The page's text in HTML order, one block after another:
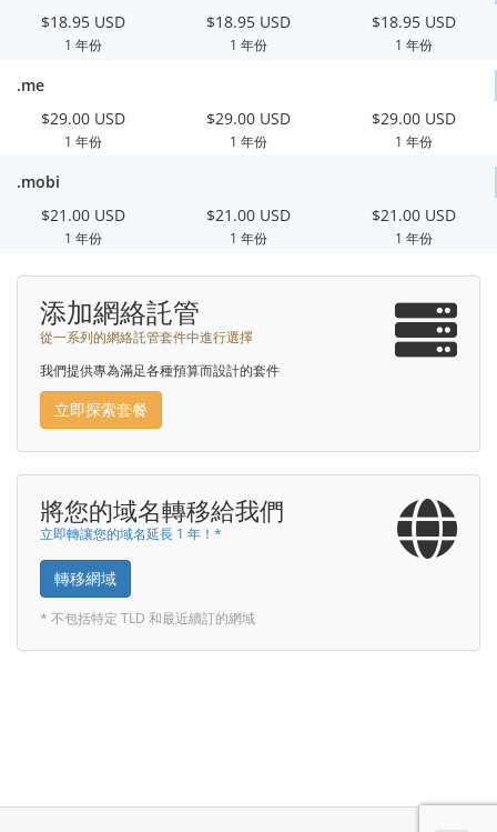
$18.95 USD
1 年份
$18.95 USD
1 年份
$18.95 USD
1 年份
.me
$29.00 USD
1 年份
$29.00 USD
1 年份
$29.00 USD
1 年份
.mobi
$21.00 USD
1 年份
$21.00 USD
1 年份
$21.00 USD
1 年份
添加網絡託管
從一系列的網絡託管套件中進行選擇
我們提供專為滿足各種預算而設計的套件
立即探索套餐
將您的域名轉移給我們
立即轉讓您的域名延長 1 年！*
轉移網域
* 不包括特定 TLD 和最近續訂的網域